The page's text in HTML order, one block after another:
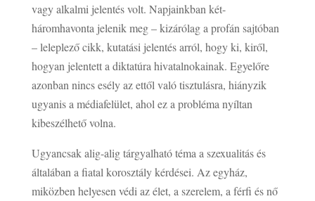
vagy alkalmi jelentés volt. Napjainkban két-
háromhavonta jelenik meg – kizárólag a profán sajtóban
– leleplező cikk, kutatási jelentés arról, hogy ki, kiről,
hogyan jelentett a diktatúra hivatalnokainak. Egyelőre
azonban nincs esély az ettől való tisztulásra, hiányzik
ugyanis a médiafelület, ahol ez a probléma nyíltan
kibeszélhető volna.
Ugyancsak alig-alig tárgyalható téma a szexualitás és
általában a fiatal korosztály kérdései. Az egyház,
miközben helyesen védi az élet, a szerelem, a férfi és nő